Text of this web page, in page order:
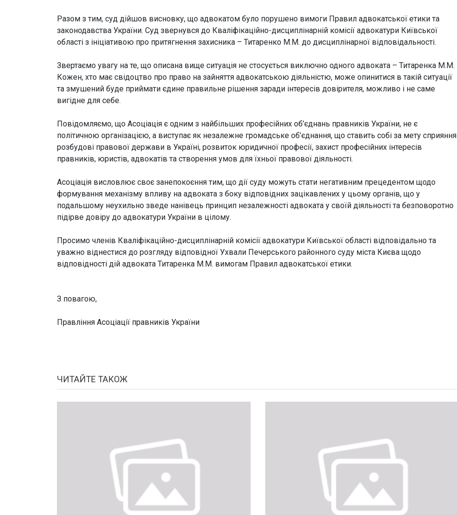
Разом з тим, суд дійшов висновку, що адвокатом було порушено вимоги Правил адвокатської етики та
законодавства України. Суд звернувся до Кваліфікаційно-дисциплінарній комісії адвокатури Київської
області з ініціативою про притягнення захисника – Титаренко М.М. до дисциплінарної відповідальності.
Звертаємо увагу на те, що описана вище ситуація не стосується виключно одного адвоката – Титаренка М.М.
Кожен, хто має свідоцтво про право на зайняття адвокатською діяльністю, може опинитися в такій ситуації
та змушений буде приймати єдине правильне рішення заради інтересів довірителя, можливо і не саме
вигідне для себе.
Повідомляємо, що Асоціація є одним з найбільших професійних об’єднань правників України, не є
політичною організацією, а виступає як незалежне громадське об’єднання, що ставить собі за мету сприяння
розбудові правової держави в Україні, розвиток юридичної професії, захист професійних інтересів
правників, юристів, адвокатів та створення умов для їхньої правової діяльності.
Асоціація висловлює своє занепокоєння тим, що дії суду можуть стати негативним прецедентом щодо
формування механізму впливу на адвоката з боку відповідних зацікавлених у цьому органів, що у
подальшому неухильно зведе нанівець принцип незалежності адвоката у своїй діяльності та безповоротно
підірве довіру до адвокатури України в цілому.
Просимо членів Кваліфікаційно-дисциплінарній комісії адвокатури Київської області відповідально та
уважно віднестися до розгляду відповідної Ухвали Печерського районного суду міста Києва щодо
відповідності дій адвоката Титаренка М.М. вимогам Правил адвокатської етики.
З повагою,
Правління Асоціації правників України
ЧИТАЙТЕ ТАКОЖ